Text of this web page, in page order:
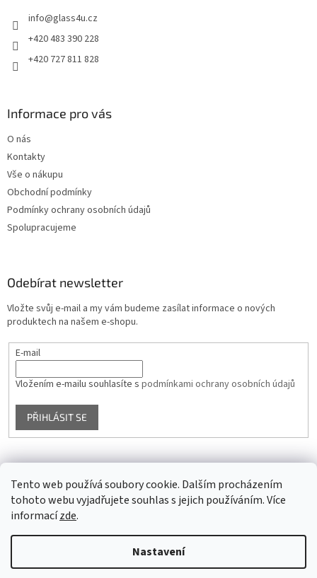
Tento web používá soubory cookie. Dalším procházením
tohoto webu vyjadřujete souhlas s jejich používáním. Více
informacízde.
Nastavení
info@glass4u.cz
+420 483 390 228
+420 727 811 828
Informace pro vás
O nás
Kontakty
Vše o nákupu
Obchodní podmínky
Podmínky ochrany osobních údajů
Spolupracujeme
Odebírat newsletter
Vložte svůj e-mail a my vám budeme zasílat informace o nových
produktech na našem e-shopu.
E-mail
Vložením e-mailu souhlasíte s podmínkami ochrany osobních údajů
PŘIHLÁSIT SE
Facebook